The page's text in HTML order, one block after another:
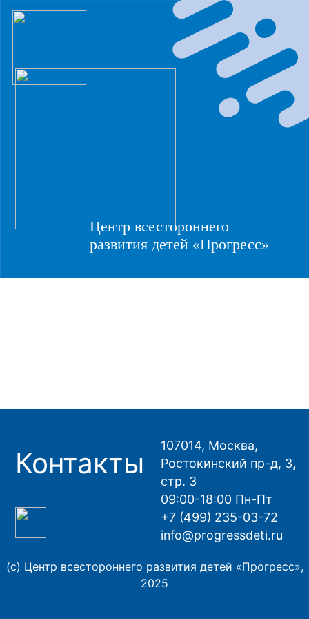
Центр всестороннего
развития детей «Прогресс»
Контакты
107014, Москва,
Ростокинский пр-д, 3,
стр. 3
09:00-18:00 Пн-Пт
+7 (499) 235-03-72
info@progressdeti.ru
(с) Центр всестороннего развития детей «Прогресс»,
2025